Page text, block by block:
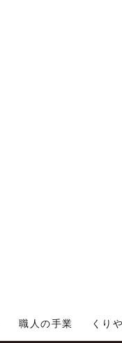
職人の手業 くり